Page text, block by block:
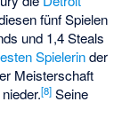
fünf Spielen
und 1,4 Steals
Spielerinder
Meisterschaft
[8] Seine